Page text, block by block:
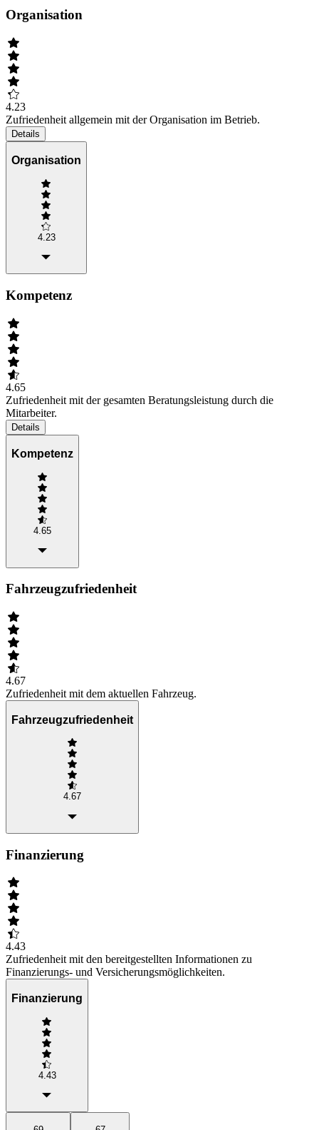
Organisation
4.23
Zufriedenheit allgemein mit der Organisation im Betrieb.
Details
Organisation
4.23
Kompetenz
4.65
Zufriedenheit mit der gesamten Beratungsleistung durch die
Mitarbeiter.
Details
Kompetenz
4.65
Fahrzeugzufriedenheit
4.67
Zufriedenheit mit dem aktuellen Fahrzeug.
Fahrzeugzufriedenheit
4.67
Finanzierung
4.43
Zufriedenheit mit den bereitgestellten Informationen zu
Finanzierungs- und Versicherungsmöglichkeiten.
Finanzierung
4.43